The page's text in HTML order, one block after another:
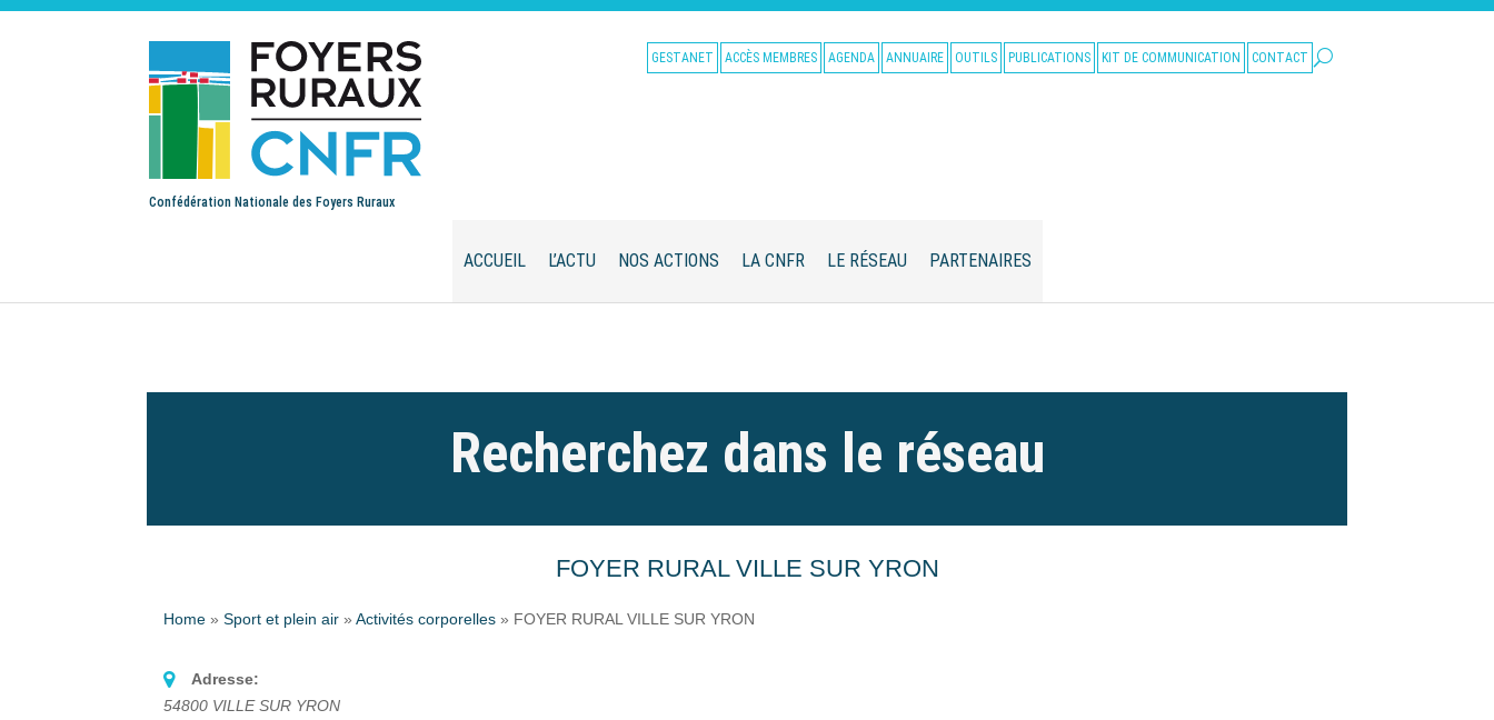
Confédération Nationale des Foyers Ruraux
GESTANET ACCÈS MEMBRES AGENDA ANNUAIRE OUTILS PUBLICATIONS KIT DE COMMUNICATION CONTACT
ACCUEIL L’ACTU NOS ACTIONS LA CNFR LE RÉSEAU PARTENAIRES
Recherchez dans le réseau
FOYER RURAL VILLE SUR YRON
Home » Sport et plein air » Activités corporelles » FOYER RURAL VILLE SUR YRON
Adresse:
54800 VILLE SUR YRON